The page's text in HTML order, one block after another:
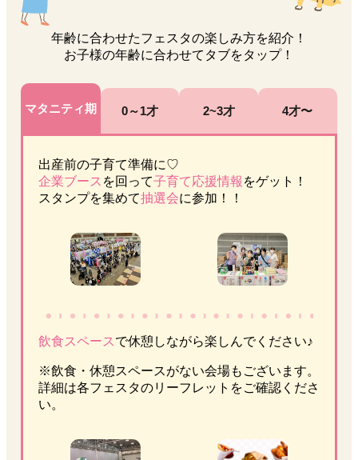
年齢に合わせたフェスタの楽しみ方を紹介！
お子様の年齢に合わせてタブをタップ！
年齢別おすすめコンテンツコンテンツの先頭です
マタニティ期
0～1才 2~3才 4才〜
panel1の先頭です
出産前の子育て準備に♡
企業ブース を回って子育て応援情報 をゲット！
スタンプを集めて抽選会に参加！！
飲食スペース で休憩しながら楽しんでください♪
※飲食・休憩スペースがない会場もございます。
詳細は各フェスタのリーフレットをご確認くださ
い。